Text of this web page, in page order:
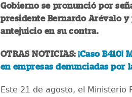
Gobierno se pronunció por
presidente Bernardo Arévalo
antejuicio en su contra.
OTRAS NOTICIAS:¡Caso B410!
en empresas denunciadas por
Este 21 de agosto, el Ministerio